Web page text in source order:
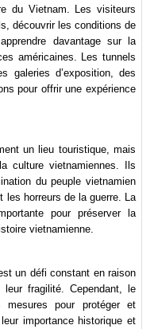
du Vietnam. Les visiteurs
découvrir les conditions de
davantage sur la
américaines. Les tunnels
galeries d’exposition, des
pour offrir une expérience
un lieu touristique, mais
culture vietnamiennes. Ils
du peuple vietnamien
les horreurs de la guerre. La
pour préserver la
vietnamienne.
un défi constant en raison
fragilité. Cependant, le
mesures pour protéger et
importance historique et